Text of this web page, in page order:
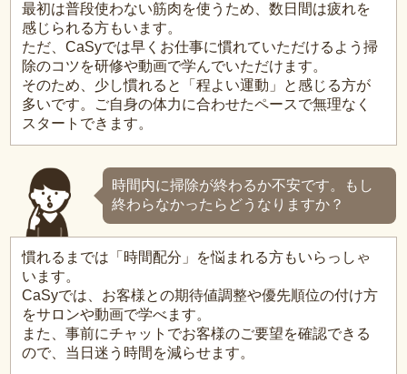
最初は普段使わない筋肉を使うため、数日間は疲れを
感じられる方もいます。
ただ、CaSyでは早くお仕事に慣れていただけるよう掃
除のコツを研修や動画で学んでいただけます。
そのため、少し慣れると「程よい運動」と感じる方が
多いです。ご自身の体力に合わせたペースで無理なく
スタートできます。
時間内に掃除が終わるか不安です。もし
終わらなかったらどうなりますか？
慣れるまでは「時間配分」を悩まれる方もいらっしゃ
います。
CaSyでは、お客様との期待値調整や優先順位の付け方
をサロンや動画で学べます。
また、事前にチャットでお客様のご要望を確認できる
ので、当日迷う時間を減らせます。